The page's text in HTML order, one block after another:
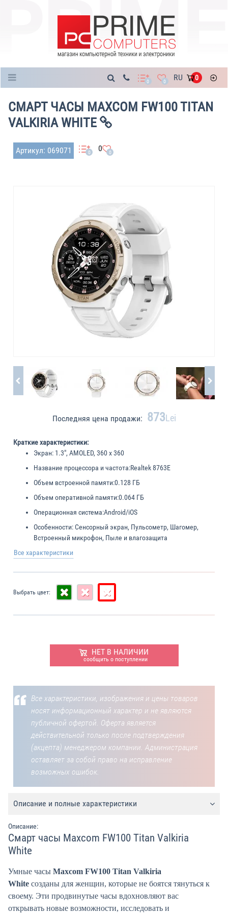
0 0 RU 0
СМАРТ ЧАСЫ MAXCOM FW100 TITAN
VALKIRIA WHITE
Артикул: 069071 0 0 0
Последняя цена продажи: 873Lei
Краткие характеристики:
Экран: 1.3", AMOLED, 360 x 360
Название процессора и частота:Realtek 8763Е
Объем встроенной памяти:0.128 ГБ
Объем оперативной памяти:0.064 ГБ
Операционная система:Android/iOS
Особенности:Сенсорный экран, Пульсометр, Шагомер,
Встроенный микрофон, Пыле и влагозащита
Все характеристики
Выбрать цвет:
НЕТ В НАЛИЧИИ
сообщить о поступлении
Все характеристики, изображения и цены товаров
носят информационный характер и не являются
публичной офертой. Оферта является
действительной только после подтверждения
(акцепта) менеджером компании. Администрация
оставляет за собой право на исправление
возможных ошибок.
Описание и полные характеристики
Описание:
Смарт часы Maxcom FW100 Titan Valkiria
White
Умные часы Maxcom FW100 Titan Valkiria
White созданы для женщин, которые не боятся тянуться к
своему. Эти продвинутые часы вдохновляют вас
открывать новые возможности, исследовать и